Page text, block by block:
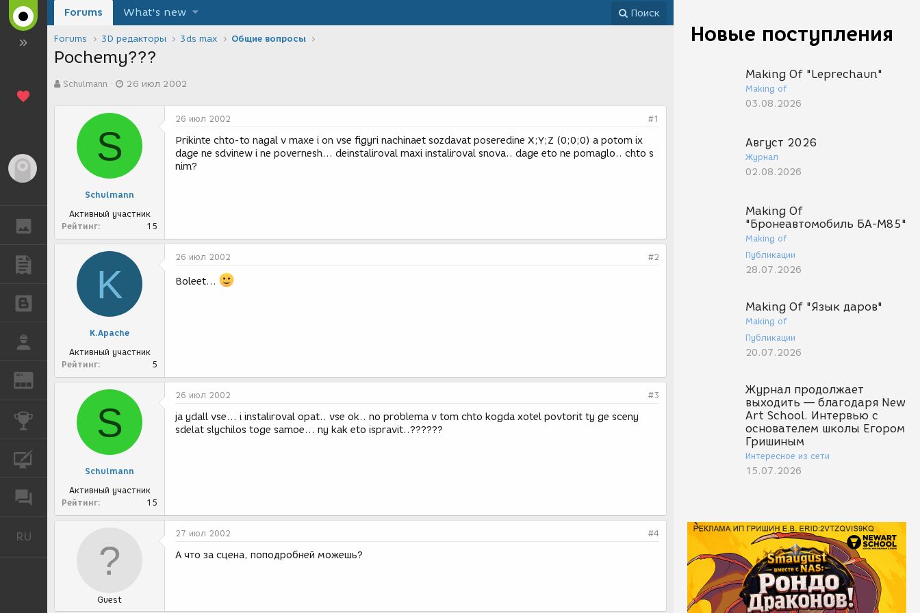
ГАЛЕРЕЯ
ПУБЛИКАЦИИ
БЛОГИ
REN ЖУРНАЛ
КОНКУРСЫ
ФОРУМ
RU
Новые поступления
Making Of "Leprechaun"
Making of
03.08.2026
Август 2026
Журнал
02.08.2026
Making Of
"Бронеавтомобиль БА-М85"
Making of
Публикации
28.07.2026
Making Of "Язык даров"
Making of
Публикации
20.07.2026
Журнал продолжает
выходить — благодаря New
Art School. Интервью с
основателем школы Егором
Гришиным
Интересное из сети
15.07.2026
Forums What's new Поиск
Forums 3D редакторы 3ds max Общие вопросы
Pochemy???
в
Schulmann
а
а
и
я
26 июл 2002
S
Schulmann
Активный участник
Рейтинг
15
26 июл 2002 #1
Prikinte chto-to nagal v maxe i on vse figyri nachinaet sozdavat poseredine X;Y;Z (0;0;0) a potom ix
dage ne sdvinew i ne povernesh... deinstaliroval maxi instaliroval snova.. dage eto ne pomaglo.. chto s
nim?
K
K.Apache
Активный участник
Рейтинг
5
26 июл 2002 #2
Boleet...
S
Schulmann
Активный участник
Рейтинг
15
26 июл 2002 #3
ja ydall vse... i instaliroval opat.. vse ok.. no problema v tom chto kogda xotel povtorit ty ge sceny
sdelat slychilos toge samoe... ny kak eto ispravit..??????
Guest
27 июл 2002 #4
А что за сцена, поподробней можешь?